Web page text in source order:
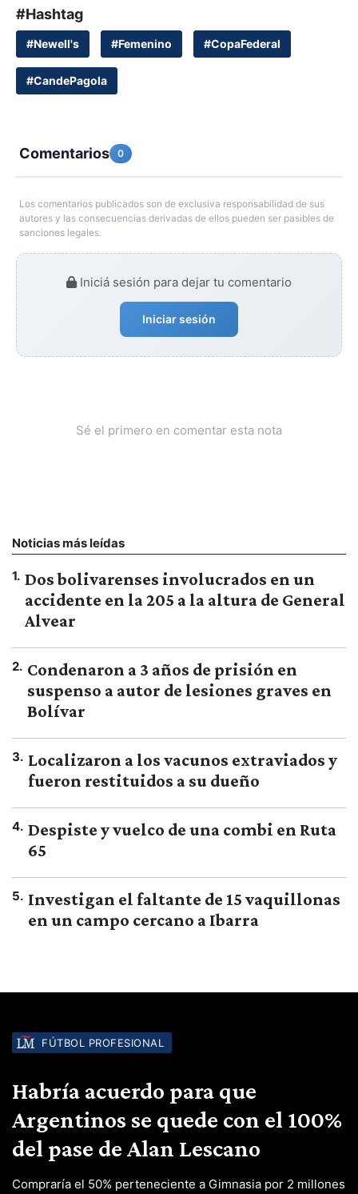
#Hashtag
#Newell's #Femenino #CopaFederal
#CandePagola
Comentarios 0
Los comentarios publicados son de exclusiva responsabilidad de sus
autores y las consecuencias derivadas de ellos pueden ser pasibles de
sanciones legales.
Iniciá sesión para dejar tu comentario
Iniciar sesión
Sé el primero en comentar esta nota
Noticias más leídas
1. Dos bolivarenses involucrados en un
accidente en la 205 a la altura de General
Alvear
2. Condenaron a 3 años de prisión en
suspenso a autor de lesiones graves en
Bolívar
3. Localizaron a los vacunos extraviados y
fueron restituidos a su dueño
4. Despiste y vuelco de una combi en Ruta
65
5. Investigan el faltante de 15 vaquillonas
en un campo cercano a Ibarra
FÚTBOL PROFESIONAL
Habría acuerdo para que
Argentinos se quede con el 100%
del pase de Alan Lescano
Compraría el 50% perteneciente a Gimnasia por 2 millones